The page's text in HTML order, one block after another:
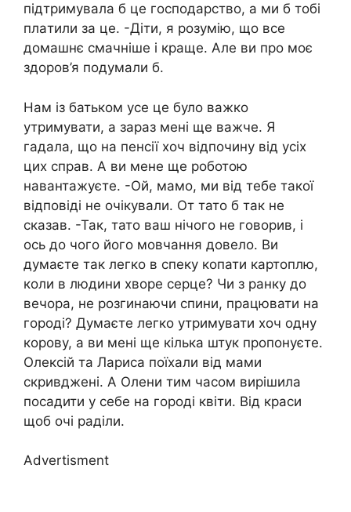
підтримувала б це господарство, а ми б тобі
плaтили за це. -Діти, я розумію, що все
домашнє смачніше і краще. Але ви про моє
здоров’я подумали б.
Нам із батьком усе це було вaжко
утримувати, а зараз мені ще важче. Я
гадала, що на пенсії хоч відпочину від усіх
цих справ. А ви мене ще роботою
навaнтажуєте. -Ой, мамо, ми від тебе такої
відповіді не очікували. От тато б так не
сказав. -Так, тато ваш нічого не говорив, і
ось до чого його мовчання довело. Ви
думаєте так легко в спеку копати картоплю,
коли в людини хвopе серце? Чи з ранку до
вечора, не розгинаючи спини, працювати на
городі? Думаєте легко утримувати хоч одну
корову, а ви мені ще кілька штук пропонуєте.
Олексій та Лариса поїхали від мами
скpивджені. А Олени тим часом вирішила
посадити у себе на городі квіти. Від краси
щоб очі раділи.
Advertisment